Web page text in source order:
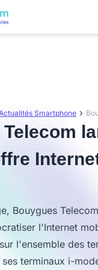
Smartphone
Bouygues
l'Internet
l'ensemble des
terminaux i-